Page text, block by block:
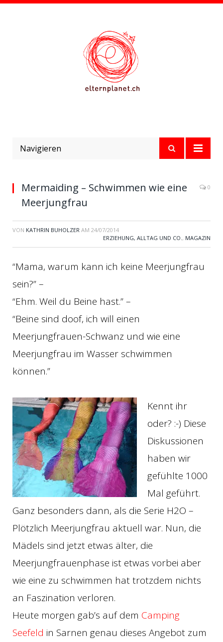
Navigieren
Mermaiding – Schwimmen wie eine
Meerjungfrau
0
VON KATHRIN BUHOLZER AM 24/07/2014
ERZIEHUNG, ALLTAG UND CO., MAGAZIN
“Mama, warum kann ich keine Meerjungfrau
sein?” –
“Ehm. Weil du Beine hast.” –
“Beine sind doof, ich will einen
Meerjungfrauen-Schwanz und wie eine
Meerjungfrau im Wasser schwimmen
können.”
Kennt ihr
oder? :-) Diese
Diskussionen
haben wir
gefühlte 1000
Mal geführt.
Ganz besonders dann, als die Serie H2O –
Plötzlich Meerjungfrau aktuell war. Nun, die
Mädels sind jetzt etwas älter, die
Meerjungfrauenphase ist etwas vorbei aber
wie eine zu schwimmen hat trotzdem nichts
an Faszination verloren.
Heute morgen gab’s auf dem Camping
Seefeld in Sarnen genau dieses Angebot zum